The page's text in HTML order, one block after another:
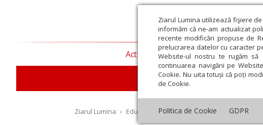
Ziarul Lumina utilizează fişiere
informăm că ne-am actualizat
recente modificări propuse de
prelucrarea datelor cu caracter
Website-ul nostru te rugăm
continuarea navigării pe
Cookie. Nu uita totuși că poți
de Cookie.
Politica de Cookie GDPR
Actualitate religioasă Teologie
Educaţie
Ziarul Lumina › Educaţie și Cultură › Educaţie Ziua